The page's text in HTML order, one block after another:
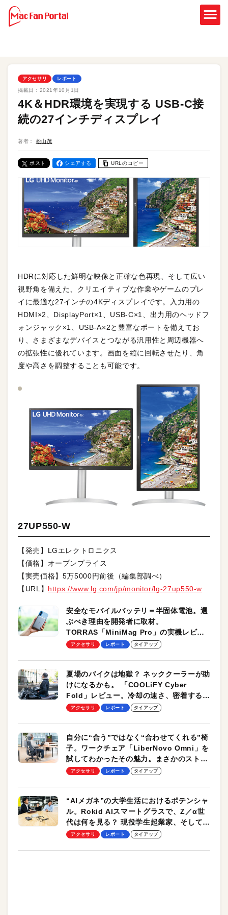
アクセサリ レポート
掲載日： 2021年10月1日
4K＆HDR環境を実現する USB-C接
続の27インチディスプレイ
著者： 松山茂
ポスト シェアする URLのコピー
HDRに対応した鮮明な映像と正確な色再現、そして広い
視野角を備えた、クリエイティブな作業やゲームのプレ
イに最適な27インチの4Kディスプレイです。入力用の
HDMI×2、DisplayPort×1、USB-C×1、出力用のヘッドフ
ォンジャック×1、USB-A×2と豊富なポートを備えてお
り、さまざまなデバイスとつながる汎用性と周辺機器へ
の拡張性に優れています。画面を縦に回転させたり、角
度や高さを調整することも可能です。
27UP550-W
【発売】LGエレクトロニクス
【価格】オープンプライス
【実売価格】5万5000円前後（編集部調べ）
【URL】 https://www.lg.com/jp/monitor/lg-27up550-w
安全なモバイルバッテリ＝半固体電池。選
ぶべき理由を開発者に取材。
TORRAS「MiniMag Pro」の実機レビュ
ーも
アクセサリ レポート タイアップ
夏場のバイクは地獄？ ネッククーラーが助
けになるかも。 「COOLiFY Cyber
Fold」レビュー。冷却の速さ、密着する冷
却プレート、シンプルな操作性がグッド！
アクセサリ レポート タイアップ
自分に“合う”ではなく“合わせてくれる”椅
子。ワークチェア「LiberNovo Omni」を
試してわかったその魅力。まさかのストレ
ッチ機能も搭載
アクセサリ レポート タイアップ
“AIメガネ”の大学生活におけるポテンシャ
ル。Rokid AIスマートグラスで、Z／α世
代は何を見る？ 現役学生起業家、そして教
授による体験会レポート【PR】
アクセサリ レポート タイアップ